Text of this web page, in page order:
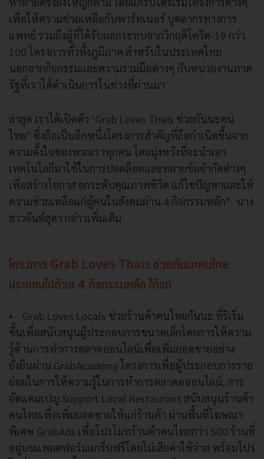
เพื่อให้ความช่วยเหลือกับพาร์ทเนอร์ บุคลากรทางการ
แพทย์ รวมถึงผู้ที่ได้รับผลกระทบจากวิกฤติโควิด-19 กว่า
100 โครงการทั่วทั้งภูมิภาค สำหรับในประเทศไทย
นอกจากกิจกรรมและความร่วมมือต่างๆ กับหน่วยงานภาค
รัฐที่เราได้ดำเนินการในช่วงที่ผ่านมา
ล่าสุด เราได้เปิดตัว ‘Grab Loves Thais ช่วยกันนะคน
ไทย’ ซึ่งถือเป็นอีกหนึ่งโครงการสำคัญที่ถือกำเนิดขึ้นจาก
ความตั้งใจของพวกเราทุกคน โดยมุ่งหวังที่จะนำเอา
เทคโนโลยีมาใช้ในการปลดล็อคและทลายข้อจำกัดต่างๆ
เพื่อสร้างโอกาส ยกระดับคุณภาพชีวิต แก้ไขปัญหาและให้
ความช่วยเหลือแก่ผู้คนในสังคมผ่าน 4 กิจกรรมหลัก” นาง
สาวจันต์สุดา กล่าวเพิ่มเติม
โครงการ Grab Loves Thais ช่วยกันนะคนไทย
ประกอบไปด้วย 4 กิจกรรมหลัก ได้แก่
• Grab Loves Locals ช่วยร้านค้าคนไทยกันนะ ที่ริเริ่ม
ขึ้นเพื่อสนับสนุนผู้ประกอบการขนาดเล็กโดยการให้ความ
รู้ด้านการทำการตลาดออนไลน์เพื่อเพิ่มยอดขายอย่าง
ยั่งยืนผ่าน GrabAcademy โครงการเพื่อผู้ประกอบการราย
ย่อยในการให้ความรู้ในการทำการตลาดอออนไลน์, การ
จัดแคมเปญ Support Local Restaurant สนับสนุนร้านค้า
คนไทยเพื่อเพิ่มยอดขายให้แก่ร้านค้า ผ่านพื้นที่โฆษณา
พิเศษ GrabAds เพื่อโปรโมทร้านค้าคนไทยกว่า 500 ร้านที่
อยู่บนแพลตฟอร์มแกร็บฟรีโดยไม่เสียค่าใช้จ่าย พร้อมโปร